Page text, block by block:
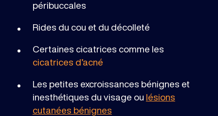
péribuccales
Rides du cou et du décolleté
Certaines cicatrices comme les
cicatrices d’acné
Les petites excroissances bénignes et
inesthétiques du visage ou lésions
cutanées bénignes